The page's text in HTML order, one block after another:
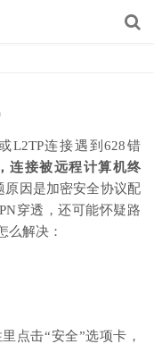
L2TP连接遇到628错
连接被远程计算机终
原因是加密安全协议配
穿透，还可能怀疑路
么解决：
点击“安全”选项卡，